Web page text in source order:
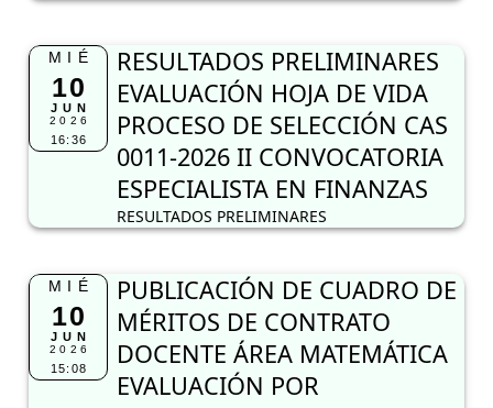
MIÉ
10
JUN
2026
16:36
RESULTADOS PRELIMINARES
EVALUACIÓN HOJA DE VIDA
PROCESO DE SELECCIÓN CAS
0011-2026 II CONVOCATORIA
ESPECIALISTA EN FINANZAS
RESULTADOS PRELIMINARES
MIÉ
10
JUN
2026
15:08
PUBLICACIÓN DE CUADRO DE
MÉRITOS DE CONTRATO
DOCENTE ÁREA MATEMÁTICA
EVALUACIÓN POR